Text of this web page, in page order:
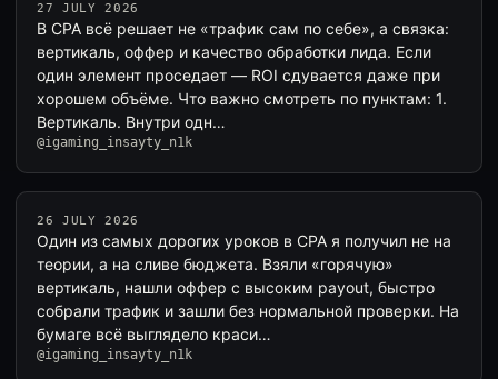
27 JULY 2026
В CPA всё решает не «трафик сам по себе», а связка:
вертикаль, оффер и качество обработки лида. Если
один элемент проседает — ROI сдувается даже при
хорошем объёме. Что важно смотреть по пунктам: 1.
Вертикаль. Внутри одн…
@igaming_insayty_n1k
26 JULY 2026
Один из самых дорогих уроков в CPA я получил не на
теории, а на сливе бюджета. Взяли «горячую»
вертикаль, нашли оффер с высоким payout, быстро
собрали трафик и зашли без нормальной проверки. На
бумаге всё выглядело краси…
@igaming_insayty_n1k